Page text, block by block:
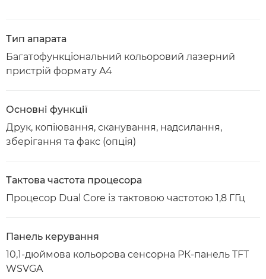
Тип апарата
Багатофункціональний кольоровий лазерний
пристрій формату A4
Основні функції
Друк, копіювання, сканування, надсилання,
зберігання та факс (опція)
Тактова частота процесора
Процесор Dual Core із тактовою частотою 1,8 ГГц
Панель керування
10,1-дюймова кольорова сенсорна РК-панель TFT
WSVGA